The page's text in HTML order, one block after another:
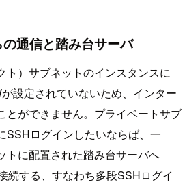
通信と踏み台サーバ
ト）サブネットのインスタンスに
設定されていないため、インター
とができません。プライベートサブ
SSHログインしたいならば、一
トに配置された踏み台サーバへ
続する、すなわち多段SSHログイ